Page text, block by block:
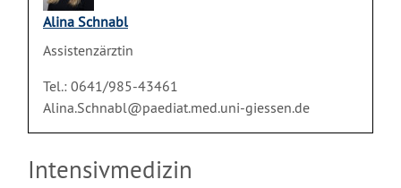
Alina Schnabl
Assistenzärztin
Tel.: 0641/985-43461
Alina.Schnabl@paediat.med.uni-giessen.de
Intensivmedizin